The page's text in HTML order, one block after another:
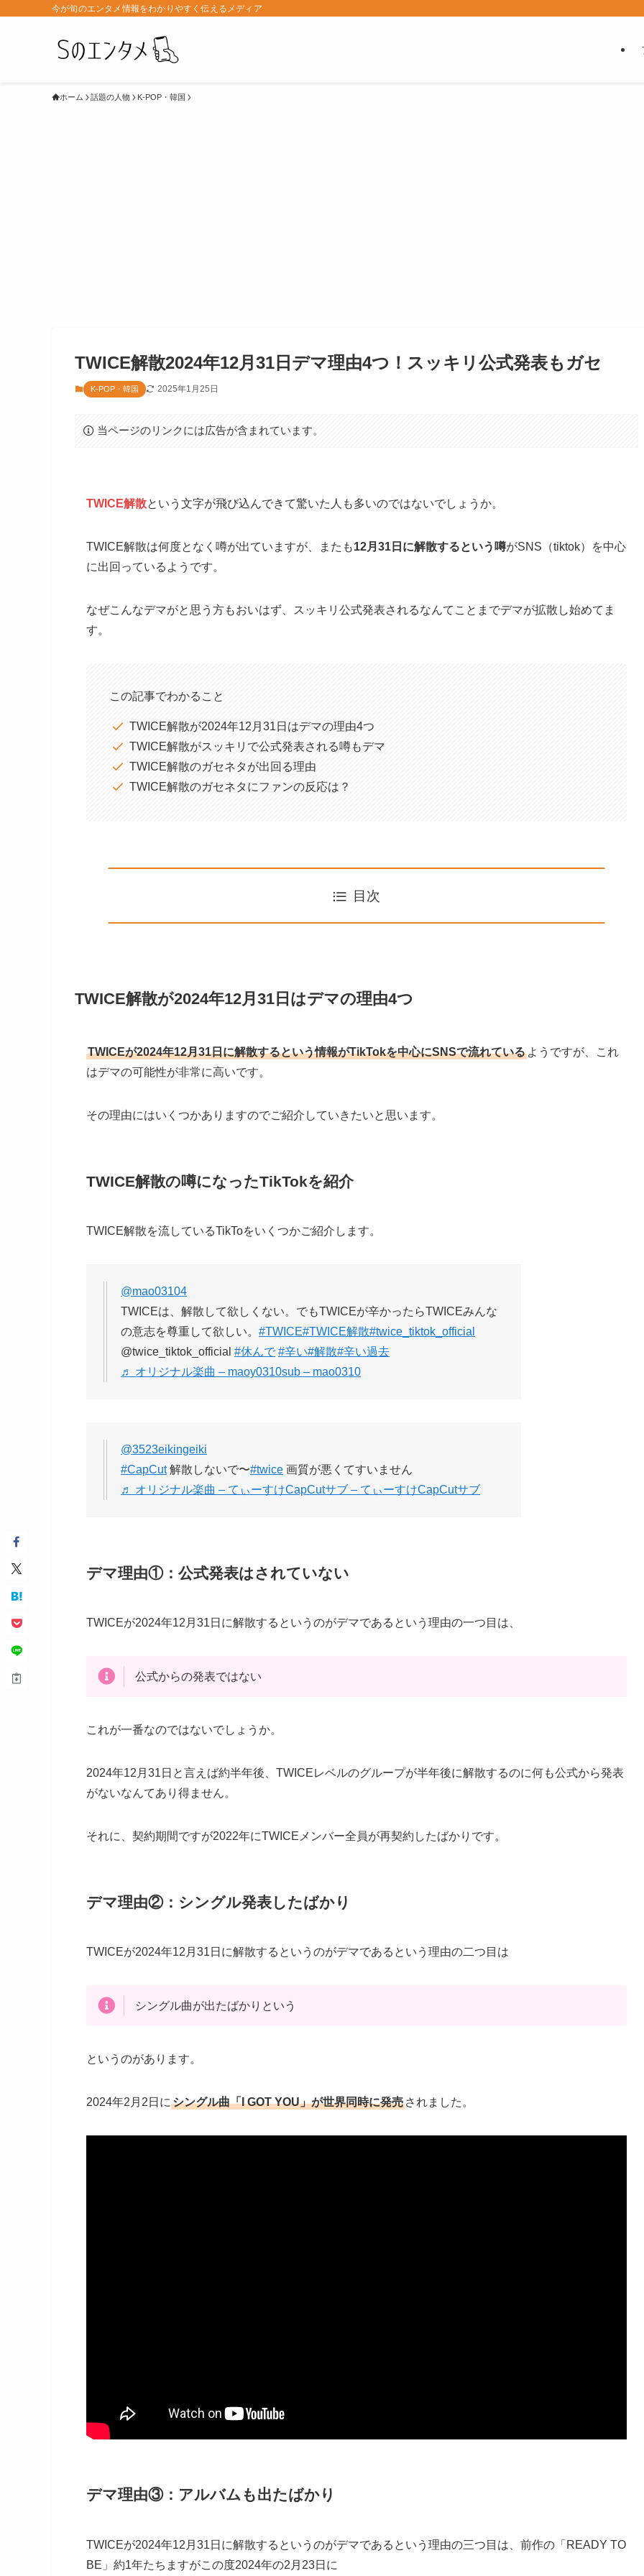
今が旬のエンタメ情報をわかりやすく伝えるメディア
ホーム 話題の人物 K-POP・韓国
TWICE解散2024年12月31日デマ理由4つ！スッキリ公式発表もガセ
K-POP・韓国 2025年1月25日
当ページのリンクには広告が含まれています。
TWICE解散という文字が飛び込んできて驚いた人も多いのではないでしょうか。
TWICE解散は何度となく噂が出ていますが、またも12月31日に解散するという噂がSNS（tiktok）を中心
に出回っているようです。
なぜこんなデマがと思う方もおいはず、スッキリ公式発表されるなんてことまでデマが拡散し始めてま
す。
この記事でわかること
TWICE解散が2024年12月31日はデマの理由4つ
TWICE解散がスッキリで公式発表される噂もデマ
TWICE解散のガセネタが出回る理由
TWICE解散のガセネタにファンの反応は？
目次
TWICE解散が2024年12月31日はデマの理由4つ
TWICEが2024年12月31日に解散するという情報がTikTokを中心にSNSで流れている ようですが、これ
はデマの可能性が非常に高いです。
その理由にはいくつかありますのでご紹介していきたいと思います。
TWICE解散の噂になったTikTokを紹介
TWICE解散を流しているTikToをいくつかご紹介します。
@mao03104
TWICEは、解散して欲しくない。でもTWICEが辛かったらTWICEみんな
の意志を尊重して欲しい。 #TWICE#TWICE解散#twice_tiktok_official
@twice_tiktok_official #休んで #辛い#解散#辛い過去
♬ オリジナル楽曲 – maoy0310sub – mao0310
@3523eikingeiki
#CapCut解散しないで〜#twice 画質が悪くてすいません
♬ オリジナル楽曲 – てぃーすけCapCutサブ – てぃーすけCapCutサブ
デマ理由①：公式発表はされていない
TWICEが2024年12月31日に解散するというのがデマであるという理由の一つ目は、
公式からの発表ではない
これが一番なのではないでしょうか。
2024年12月31日と言えば約半年後、TWICEレベルのグループが半年後に解散するのに何も公式から発表
がないなんてあり得ません。
それに、契約期間ですが2022年にTWICEメンバー全員が再契約したばかりです。
デマ理由②：シングル発表したばかり
TWICEが2024年12月31日に解散するというのがデマであるという理由の二つ目は
シングル曲が出たばかりという
というのがあります。
2024年2月2日に シングル曲「I GOT YOU」が世界同時に発売 されました。
デマ理由③：アルバムも出たばかり
TWICEが2024年12月31日に解散するというのがデマであるという理由の三つ目は、前作の「READY TO
BE」約1年たちますがこの度2024年の2月23日に